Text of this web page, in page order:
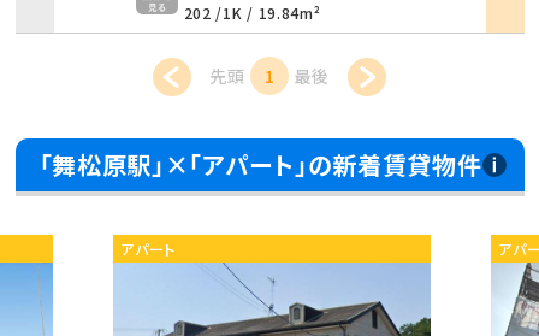
202 /1K / 19.84m²
先頭 1 最後
「舞松原駅」×「アパート」の新着賃貸物件